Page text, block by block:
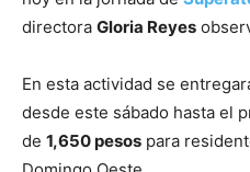
directora Gloria Reyes
En esta actividad se
desde este sábado hasta el
de 1,650 pesos para